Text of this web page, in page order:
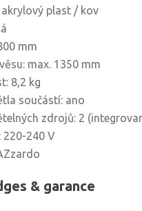
plast / kov
mm
max. 1350 mm
8,2 kg
součástí: ano
zdrojů: 2
220-240 V
& garance